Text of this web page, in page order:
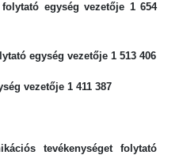
egység vezetője 1 654
egység vezetője 1 513 406
vezetője 1 411 387
tevékenységet folytató